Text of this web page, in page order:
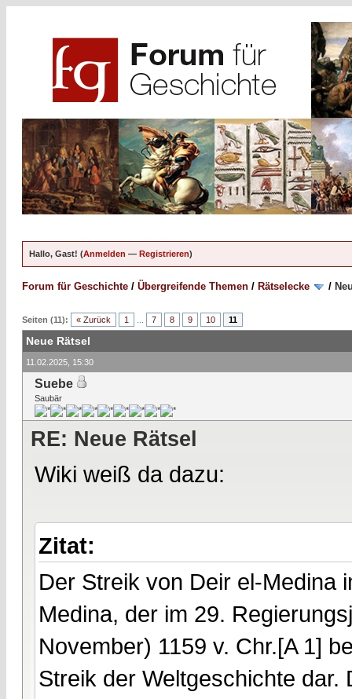
Hallo, Gast! (Anmelden — Registrieren)
Forum für Geschichte / Übergreifende Themen / Rätselecke /
Seiten (11): « Zurück 1 7 8 9 10 11
Neue Rätsel
11.02.2025, 15:30
Suebe
Saubär
RE: Neue Rätsel
Wiki weiß da dazu:
Zitat:
Der Streik von Deir el-Medina
Medina, der im 29.
November) 1159 v. Chr.[A 1]
Streik der Weltgeschichte